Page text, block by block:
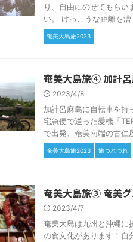
り、自由にのせてもら
い。 けっこうな距離を
奄美大島旅2023
奄美大島旅④ 加計
2023/4/8
加計呂麻島に自転車を持
宅急便で送った愛機「
で出発、奄美南端の古仁
奄美大島旅2023 旅つれづれ
奄美大島旅③ 奄美
2023/4/7
奄美大島は九州と沖縄に
の食文化があります！自